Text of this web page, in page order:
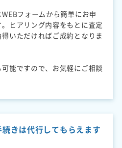
フォームから簡単にお申
ヒアリング内容をもとに査定
いただければご成約となりま
能ですので、お気軽にご相談
きは代行してもらえます